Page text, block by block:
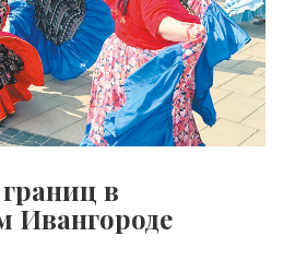
в
Ивангороде